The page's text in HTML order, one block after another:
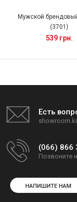
Мужской
(3701)
539 грн.
Есть
(066) 866
Позвоните
НАПИШИТЕ НАМ